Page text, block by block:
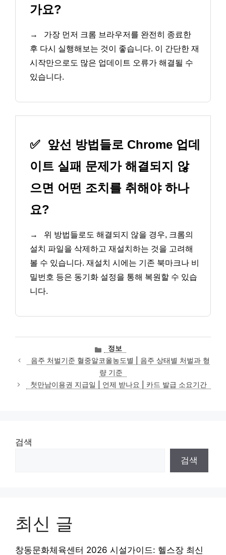
가요?
→
가장 먼저 크롬 브라우저를 완전히 종료한
후 다시 실행해보는 것이 좋습니다. 이 간단한 재
시작만으로도 많은 업데이트 오류가 해결될 수
있습니다.
✅
앞선 방법들로 Chrome 업데
이트 실패 문제가 해결되지 않
으면 어떤 조치를 취해야 하나
요?
→
위 방법들로도 해결되지 않을 경우, 크롬의
설치 파일을 삭제하고 재설치하는 것을 고려해
볼 수 있습니다. 재설치 시에는 기존 북마크나 비
밀번호 등은 동기화 설정을 통해 복원할 수 있습
니다.
카
테
고
리
정보
음주 처벌기준 혈중알코올농도별 | 음주 상태별 처벌과 형
량 기준
첫만남이용권 지급일 | 언제 받나요 | 카드 발급 소요기간
검색
검색
최신 글
창동문화체육센터 2026 시설가이드: 헬스장 최신